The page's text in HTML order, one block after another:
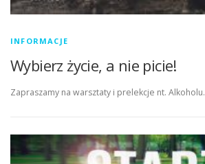
INFORMACJE
Wybierz życie, a nie picie!
Zapraszamy na warsztaty i prelekcje nt. Alkoholu.